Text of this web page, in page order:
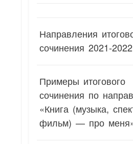
Направления
сочинения 2021-2022
Примеры итогового
сочинения по
«Книга (музыка,
фильм) — про